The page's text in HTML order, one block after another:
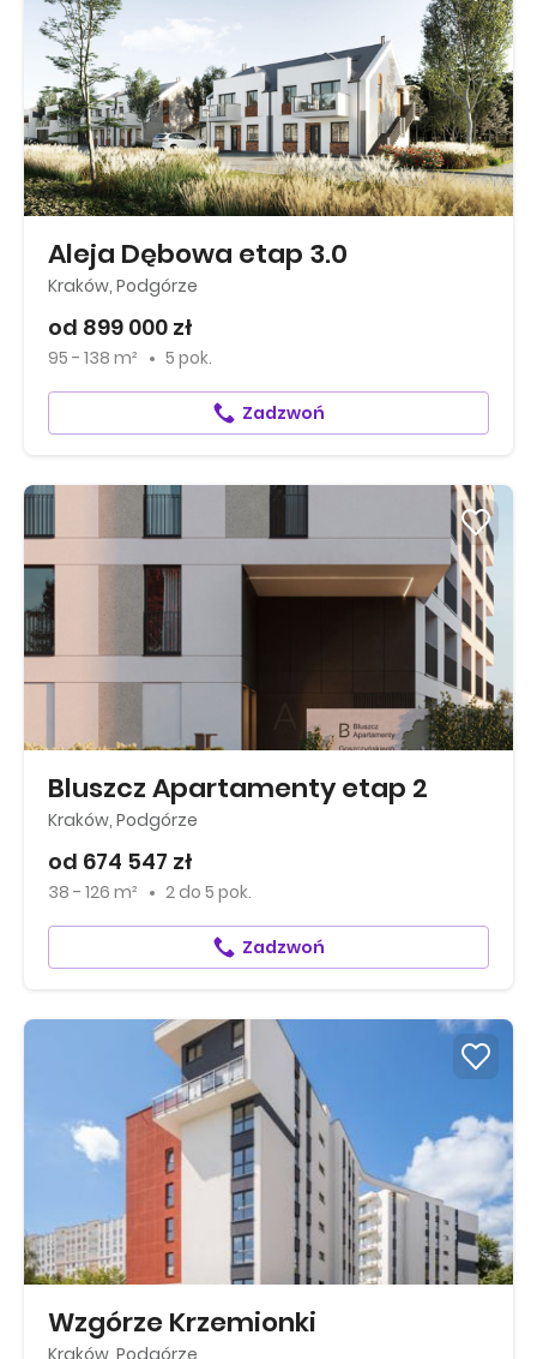
Aleja Dębowa etap 3.0
Kraków, Podgórze
od 899 000 zł
95 - 138 m² 5 pok.
Zadzwoń
Bluszcz Apartamenty etap 2
Kraków, Podgórze
od 674 547 zł
38 - 126 m² 2 do 5 pok.
Zadzwoń
Wzgórze Krzemionki
Kraków, Podgórze